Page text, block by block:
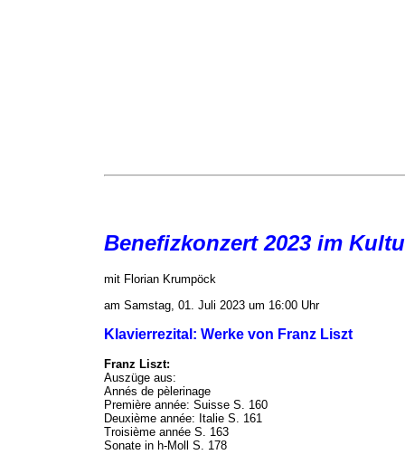
Benefizkonzert 2023 im
mit Florian Krumpöck
am Samstag, 01. Juli 2023 um 16:00 Uhr
Klavierrezital: Werke von Franz Liszt
Franz Liszt:
Auszüge aus:
Annés de pèlerinage
Première année: Suisse S. 160
Deuxième année: Italie S. 161
Troisième année S. 163
Sonate in h-Moll S. 178